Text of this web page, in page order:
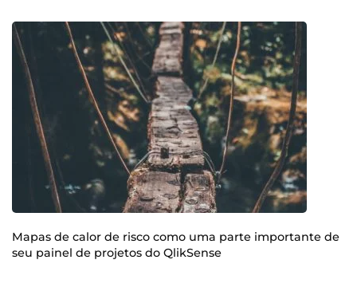
Mapas de calor de risco como uma parte importante de
seu painel de projetos do QlikSense